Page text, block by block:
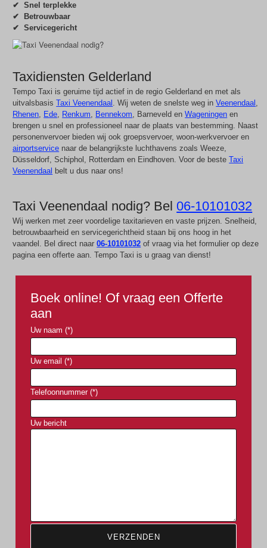
✔ Snel terplekke
✔ Betrouwbaar
✔ Servicegericht
Taxidiensten Gelderland
Tempo Taxi is geruime tijd actief in de regio Gelderland en met als
uitvalsbasisTaxi Veenendaal . Wij weten de snelste weg inVeenendaal ,
Rhenen, Ede, Renkum, Bennekom, Barneveld enWageningen en
brengen u snel en professioneel naar de plaats van bestemming. Naast
personenvervoer bieden wij ook groepsvervoer, woon-werkvervoer en
airportservice naar de belangrijkste luchthavens zoals Weeze,
Düsseldorf, Schiphol, Rotterdam en Eindhoven. Voor de besteTaxi
Veenendaal belt u dus naar ons!
Taxi Veenendaal nodig? Bel06-10101032
Wij werken met zeer voordelige taxitarieven en vaste prijzen. Snelheid,
betrouwbaarheid en servicegerichtheid staan bij ons hoog in het
vaandel. Bel direct naar06-10101032 of vraag via het formulier op deze
pagina een offerte aan. Tempo Taxi is u graag van dienst!
Boek online! Of vraag een Offerte
aan
Uw naam (*)
Uw email (*)
Telefoonnummer (*)
Uw bericht